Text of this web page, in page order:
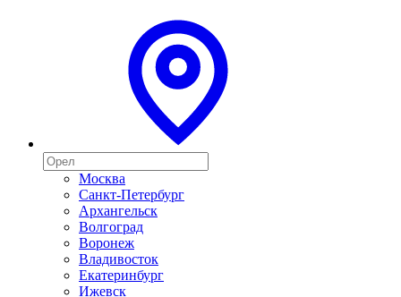
Москва
Санкт-Петербург
Архангельск
Волгоград
Воронеж
Владивосток
Екатеринбург
Ижевск